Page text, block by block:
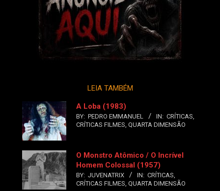
LEIA TAMBÉM
A Loba (1983)
BY: PEDRO EMMANUEL IN: CRÍTICAS,
CRÍTICAS FILMES, QUARTA DIMENSÃO
O Monstro Atômico / O Incrível
Homem Colossal (1957)
BY: JUVENATRIX IN: CRÍTICAS,
CRÍTICAS FILMES, QUARTA DIMENSÃO